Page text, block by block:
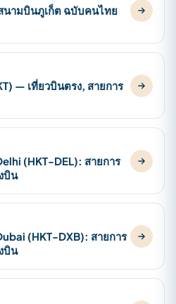
นามบินภูเก็ต ฉบับคนไทย
— เที่ยวบินตรง, สายการ
(HKT-DEL): สายการ
บิน
(HKT-DXB): สายการ
บิน